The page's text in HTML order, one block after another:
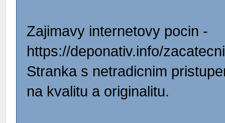
Zajimavy internetovy pocin -
https://deponativ.info/
Stranka s netradicnim
na kvalitu a originalitu.